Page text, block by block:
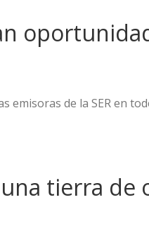
de la SER en
una tierra